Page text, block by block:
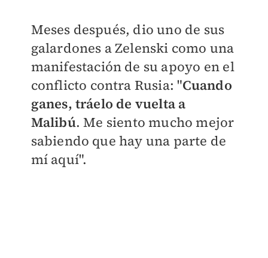
Meses después, dio uno de sus
galardones a Zelenski​ como una
manifestación de su apoyo en el
conflicto contra Rusia: "Cuando
ganes, tráelo de vuelta a
Malibú. Me siento mucho mejor
sabiendo que hay una parte de
mí aquí".